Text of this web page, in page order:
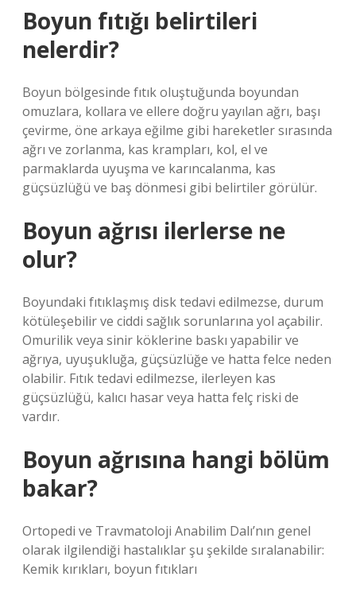
Boyun fıtığı belirtileri
nelerdir?
Boyun bölgesinde fıtık oluştuğunda boyundan
omuzlara, kollara ve ellere doğru yayılan ağrı, başı
çevirme, öne arkaya eğilme gibi hareketler sırasında
ağrı ve zorlanma, kas krampları, kol, el ve
parmaklarda uyuşma ve karıncalanma, kas
güçsüzlüğü ve baş dönmesi gibi belirtiler görülür.
Boyun ağrısı ilerlerse ne
olur?
Boyundaki fıtıklaşmış disk tedavi edilmezse, durum
kötüleşebilir ve ciddi sağlık sorunlarına yol açabilir.
Omurilik veya sinir köklerine baskı yapabilir ve
ağrıya, uyuşukluğa, güçsüzlüğe ve hatta felce neden
olabilir. Fıtık tedavi edilmezse, ilerleyen kas
güçsüzlüğü, kalıcı hasar veya hatta felç riski de
vardır.
Boyun ağrısına hangi bölüm
bakar?
Ortopedi ve Travmatoloji Anabilim Dalı’nın genel
olarak ilgilendiği hastalıklar şu şekilde sıralanabilir:
Kemik kırıkları, boyun fıtıkları